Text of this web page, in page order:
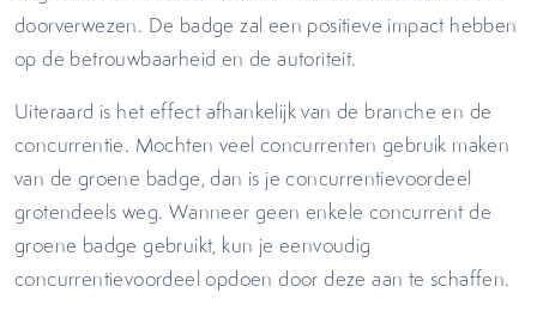
doorverwezen. De badge zal een positieve impact hebben
op de betrouwbaarheid en de autoriteit.
Uiteraard is het effect afhankelijk van de branche en de
concurrentie. Mochten veel concurrenten gebruik maken
van de groene badge, dan is je concurrentievoordeel
grotendeels weg. Wanneer geen enkele concurrent de
groene badge gebruikt, kun je eenvoudig
concurrentievoordeel opdoen door deze aan te schaffen.